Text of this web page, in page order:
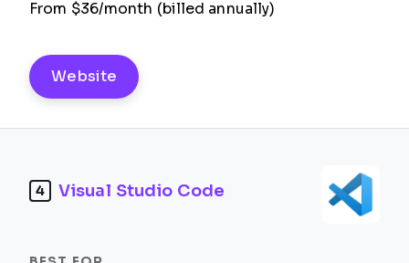
From $36/month (billed annually)
Website
4 Visual Studio Code